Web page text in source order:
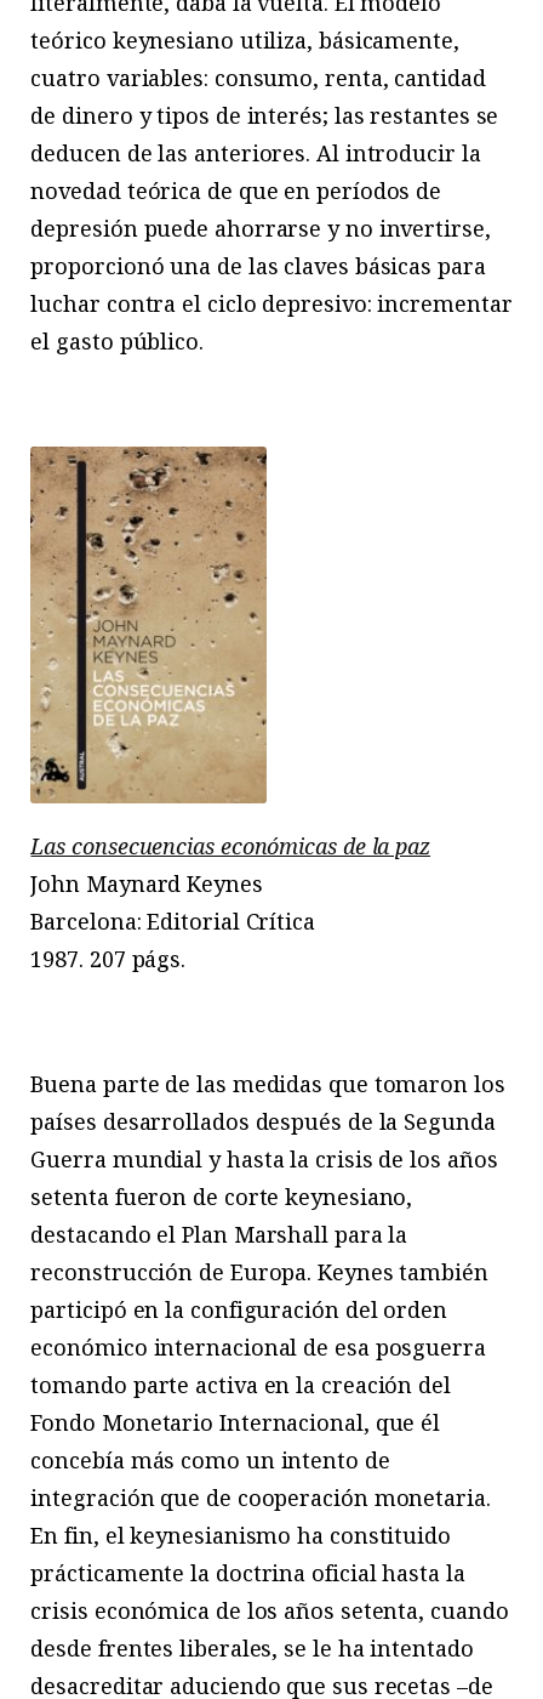
teórico keynesiano utiliza, básicamente,
cuatro variables: consumo, renta, cantidad
de dinero y tipos de interés; las restantes se
deducen de las anteriores. Al introducir la
novedad teórica de que en períodos de
depresión puede ahorrarse y no invertirse,
proporcionó una de las claves básicas para
luchar contra el ciclo depresivo: incrementar
el gasto público.
Las consecuencias económicas de la paz
John Maynard Keynes
Barcelona: Editorial Crítica
1987. 207 págs.
Buena parte de las medidas que tomaron los
países desarrollados después de la Segunda
Guerra mundial y hasta la crisis de los años
setenta fueron de corte keynesiano,
destacando el Plan Marshall para la
reconstrucción de Europa. Keynes también
participó en la configuración del orden
económico internacional de esa posguerra
tomando parte activa en la crea­ción del
Fondo Monetario Internacional, que él
concebía más como un intento de
integración que de cooperación monetaria.
En fin, el keynesianismo ha constituido
prácticamente la doctrina oficial hasta la
crisis económica de los años setenta, cuando
desde frentes liberales, se le ha intentado
desacreditar aduciendo que sus recetas –de